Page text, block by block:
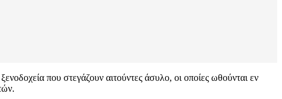
που στεγάζουν αιτούντες άσυλο, οι οποίες ωθούνται εν